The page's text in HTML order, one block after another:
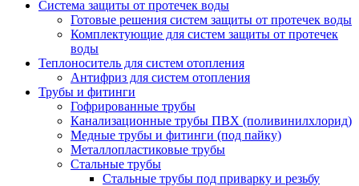
Система защиты от протечек воды
Готовые решения систем защиты от протечек воды
Комплектующие для систем защиты от протечек
воды
Теплоноситель для систем отопления
Антифриз для систем отопления
Трубы и фитинги
Гофрированные трубы
Канализационные трубы ПВХ (поливинилхлорид)
Медные трубы и фитинги (под пайку)
Металлопластиковые трубы
Стальные трубы
Стальные трубы под приварку и резьбу